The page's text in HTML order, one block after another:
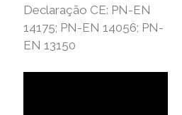
Declaração CE: PN-EN
14175; PN-EN 14056; PN-
EN 13150